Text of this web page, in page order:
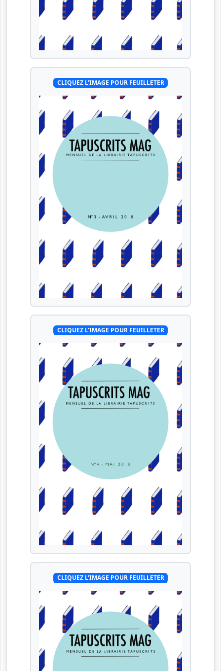
CLIQUEZ L'IMAGE POUR FEUILLETER
CLIQUEZ L'IMAGE POUR FEUILLETER
CLIQUEZ L'IMAGE POUR FEUILLETER